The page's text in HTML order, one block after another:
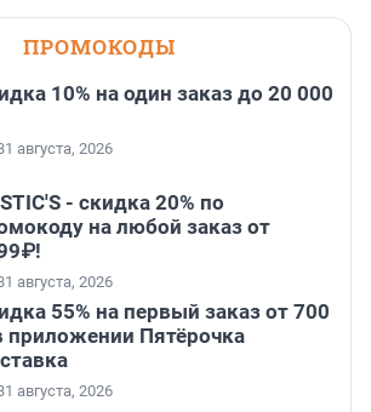
ПРОМОКОДЫ
10% на один заказ до 20 000
августа, 2026
- скидка 20% по
на любой заказ от
августа, 2026
55% на первый заказ от 700
приложении Пятёрочка
августа, 2026